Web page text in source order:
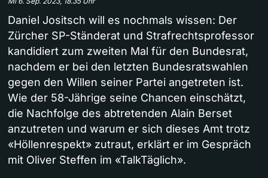
Daniel Jositsch will es nochmals wissen: Der
Zürcher SP-Ständerat und Strafrechtsprofessor
kandidiert zum zweiten Mal für den Bundesrat,
nachdem er bei den letzten Bundesratswahlen
gegen den Willen seiner Partei angetreten ist.
Wie der 58-Jährige seine Chancen einschätzt,
die Nachfolge des abtretenden Alain Berset
anzutreten und warum er sich dieses Amt trotz
«Höllenrespekt» zutraut, erklärt er im Gespräch
mit Oliver Steffen im «TalkTäglich».